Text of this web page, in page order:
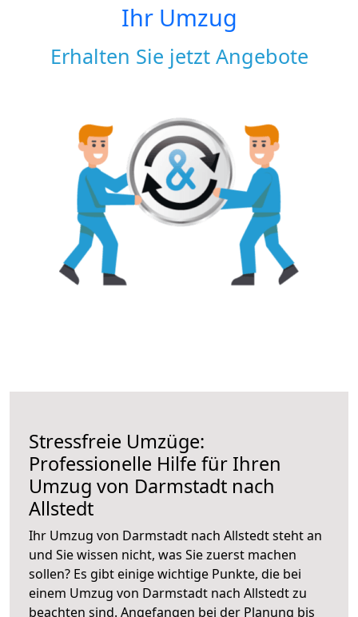
Ihr Umzug
Erhalten Sie jetzt Angebote
Stressfreie Umzüge:
Professionelle Hilfe für Ihren
Umzug von Darmstadt nach
Allstedt
Ihr Umzug von Darmstadt nach Allstedt steht an
und Sie wissen nicht, was Sie zuerst machen
sollen? Es gibt einige wichtige Punkte, die bei
einem Umzug von Darmstadt nach Allstedt zu
beachten sind. Angefangen bei der Planung bis